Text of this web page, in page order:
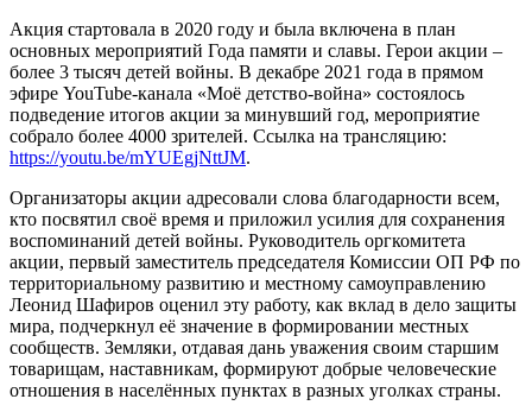
Акция стартовала в 2020 году и была включена в план
основных мероприятий Года памяти и славы. Герои акции –
более 3 тысяч детей войны. В декабре 2021 года в прямом
эфире YouTube-канала «Моё детство-война» состоялось
подведение итогов акции за минувший год, мероприятие
собрало более 4000 зрителей. Ссылка на трансляцию:
https://youtu.be/mYUEgjNttJM.
Организаторы акции адресовали слова благодарности всем,
кто посвятил своё время и приложил усилия для сохранения
воспоминаний детей войны. Руководитель оргкомитета
акции, первый заместитель председателя Комиссии ОП РФ по
территориальному развитию и местному самоуправлению
Леонид Шафиров оценил эту работу, как вклад в дело защиты
мира, подчеркнул её значение в формировании местных
сообществ. Земляки, отдавая дань уважения своим старшим
товарищам, наставникам, формируют добрые человеческие
отношения в населённых пунктах в разных уголках страны.